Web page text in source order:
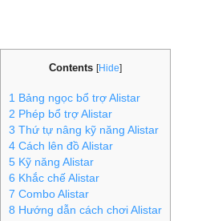
Contents [Hide]
1 Bảng ngọc bổ trợ Alistar
2 Phép bổ trợ Alistar
3 Thứ tự nâng kỹ năng Alistar
4 Cách lên đồ Alistar
5 Kỹ năng Alistar
6 Khắc chế Alistar
7 Combo Alistar
8 Hướng dẫn cách chơi Alistar